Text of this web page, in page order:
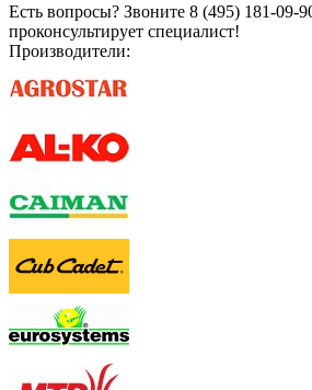
Есть вопросы? Звоните 8 (495) 181-09-
проконсультирует специалист!
Производители: